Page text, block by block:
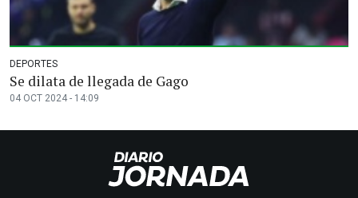
DEPORTES
Se dilata de llegada de Gago
04 OCT 2024 - 14:09